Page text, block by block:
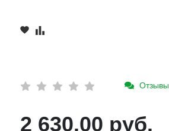
Отзывы
2 630.00 руб.